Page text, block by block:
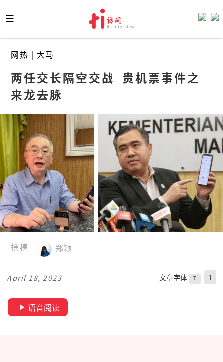
to
content
网热 | 大马
两任交长隔空交战  贵机票事件之
来龙去脉
撰稿 郑颖
April 18, 2023 文章字体 T T
语音阅读